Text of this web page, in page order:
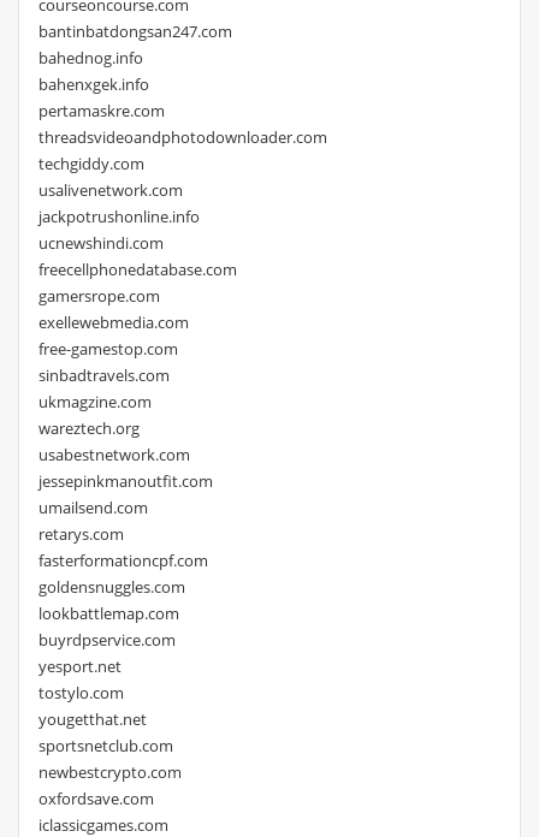
courseoncourse.com
bantinbatdongsan247.com
bahednog.info
bahenxgek.info
pertamaskre.com
threadsvideoandphotodownloader.com
techgiddy.com
usalivenetwork.com
jackpotrushonline.info
ucnewshindi.com
freecellphonedatabase.com
gamersrope.com
exellewebmedia.com
free-gamestop.com
sinbadtravels.com
ukmagzine.com
wareztech.org
usabestnetwork.com
jessepinkmanoutfit.com
umailsend.com
retarys.com
fasterformationcpf.com
goldensnuggles.com
lookbattlemap.com
buyrdpservice.com
yesport.net
tostylo.com
yougetthat.net
sportsnetclub.com
newbestcrypto.com
oxfordsave.com
iclassicgames.com